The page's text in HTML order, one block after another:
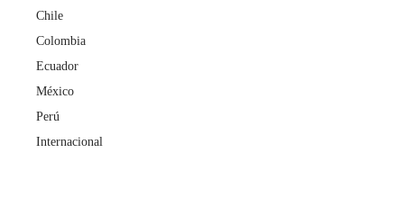
Chile
Colombia
Ecuador
México
Perú
Internacional